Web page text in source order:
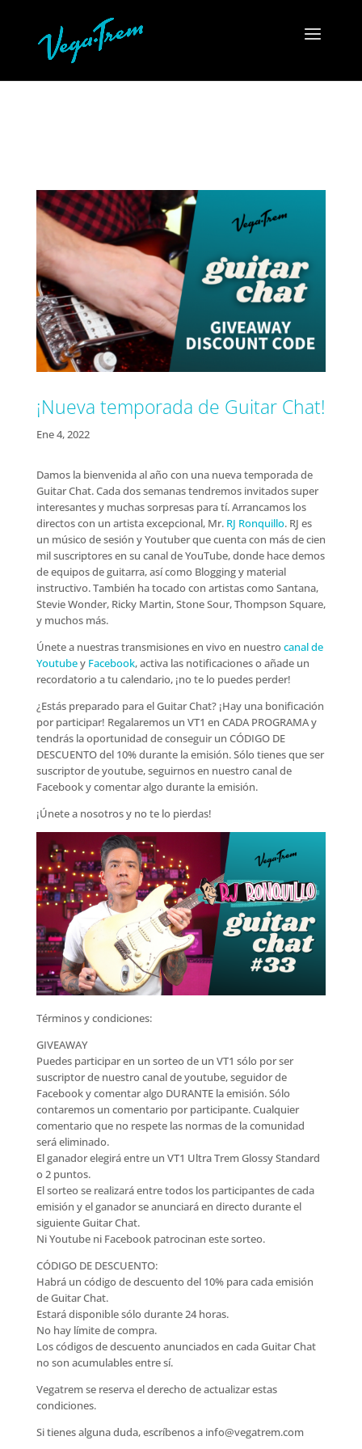
¡Nueva temporada de Guitar Chat!
Ene 4, 2022
Damos la bienvenida al año con una nueva temporada de
Guitar Chat. Cada dos semanas tendremos invitados super
interesantes y muchas sorpresas para tí. Arrancamos los
directos con un artista excepcional, Mr. RJ Ronquillo. RJ es
un músico de sesión y Youtuber que cuenta con más de cien
mil suscriptores en su canal de YouTube, donde hace demos
de equipos de guitarra, así como Blogging y material
instructivo. También ha tocado con artistas como Santana,
Stevie Wonder, Ricky Martin, Stone Sour, Thompson Square,
y muchos más.
Únete a nuestras transmisiones en vivo en nuestrocanal de
YoutubeyFacebook, activa las notificaciones o añade un
recordatorio a tu calendario, ¡no te lo puedes perder!
¿Estás preparado para el Guitar Chat? ¡Hay una bonificación
por participar! Regalaremos un VT1 en CADA PROGRAMA y
tendrás la oportunidad de conseguir un CÓDIGO DE
DESCUENTO del 10% durante la emisión. Sólo tienes que ser
suscriptor de youtube, seguirnos en nuestro canal de
Facebook y comentar algo durante la emisión.
¡Únete a nosotros y no te lo pierdas!
Términos y condiciones:
GIVEAWAY
Puedes participar en un sorteo de un VT1 sólo por ser
suscriptor de nuestro canal de youtube, seguidor de
Facebook y comentar algo DURANTE la emisión. Sólo
contaremos un comentario por participante. Cualquier
comentario que no respete las normas de la comunidad
será eliminado.
El ganador elegirá entre un VT1 Ultra Trem Glossy Standard
o 2 puntos.
El sorteo se realizará entre todos los participantes de cada
emisión y el ganador se anunciará en directo durante el
siguiente Guitar Chat.
Ni Youtube ni Facebook patrocinan este sorteo.
CÓDIGO DE DESCUENTO:
Habrá un código de descuento del 10% para cada emisión
de Guitar Chat.
Estará disponible sólo durante 24 horas.
No hay límite de compra.
Los códigos de descuento anunciados en cada Guitar Chat
no son acumulables entre sí.
Vegatrem se reserva el derecho de actualizar estas
condiciones.
Si tienes alguna duda, escríbenos a info@vegatrem.com